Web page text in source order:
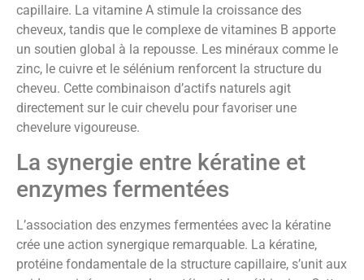
capillaire. La vitamine A stimule la croissance des
cheveux, tandis que le complexe de vitamines B apporte
un soutien global à la repousse. Les minéraux comme le
zinc, le cuivre et le sélénium renforcent la structure du
cheveu. Cette combinaison d’actifs naturels agit
directement sur le cuir chevelu pour favoriser une
chevelure vigoureuse.
La synergie entre kératine et
enzymes fermentées
L’association des enzymes fermentées avec la kératine
crée une action synergique remarquable. La kératine,
protéine fondamentale de la structure capillaire, s’unit aux